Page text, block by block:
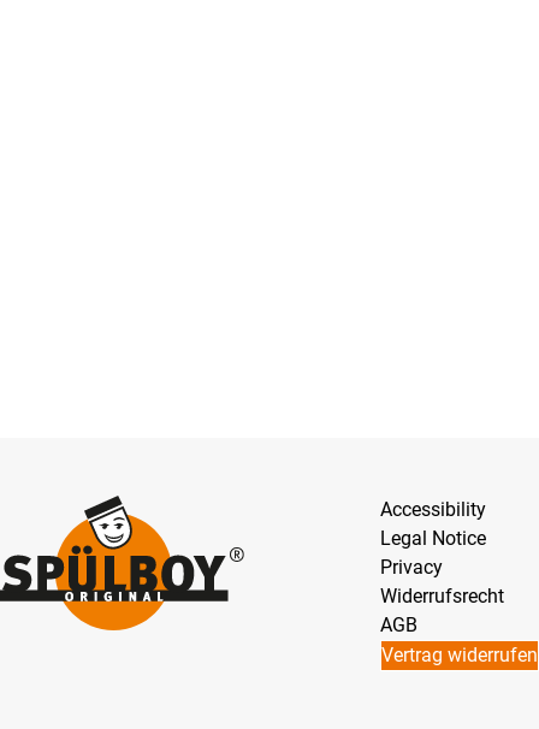
Accessibility
Legal Notice
Privacy
Widerrufsrecht
AGB
Vertrag widerrufen